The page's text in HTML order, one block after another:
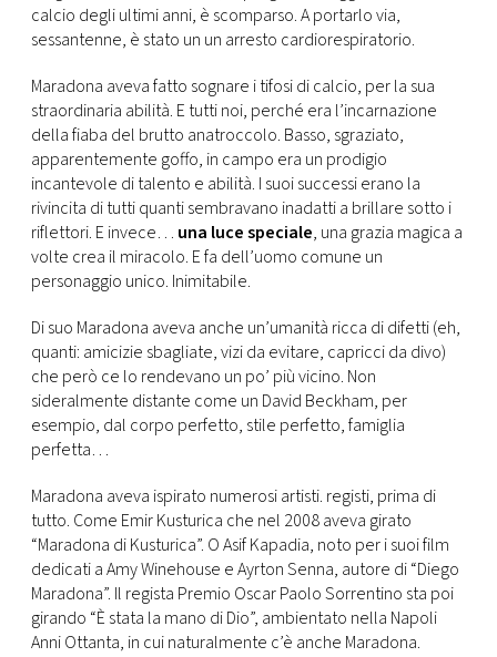
RMC
calcio degli ultimi anni, è scomparso. A portarlo via,
sessantenne, è stato un un arresto cardiorespiratorio.
Maradona aveva fatto sognare i tifosi di calcio, per la sua
straordinaria abilità. E tutti noi, perché era l’incarnazione
della fiaba del brutto anatroccolo. Basso, sgraziato,
apparentemente goffo, in campo era un prodigio
incantevole di talento e abilità. I suoi successi erano la
rivincita di tutti quanti sembravano inadatti a brillare sotto i
riflettori. E invece… una luce speciale, una grazia magica a
volte crea il miracolo. E fa dell’uomo comune un
personaggio unico. Inimitabile.
Di suo Maradona aveva anche un’umanità ricca di difetti (eh,
quanti: amicizie sbagliate, vizi da evitare, capricci da divo)
che però ce lo rendevano un po’ più vicino. Non
sideralmente distante come un David Beckham, per
esempio, dal corpo perfetto, stile perfetto, famiglia
perfetta…
Maradona aveva ispirato numerosi artisti. registi, prima di
tutto. Come Emir Kusturica che nel 2008 aveva girato
“Maradona di Kusturica”. O Asif Kapadia, noto per i suoi film
dedicati a Amy Winehouse e Ayrton Senna, autore di “Diego
Maradona”. Il regista Premio Oscar Paolo Sorrentino sta poi
girando “È stata la mano di Dio”, ambientato nella Napoli
Anni Ottanta, in cui naturalmente c’è anche Maradona.